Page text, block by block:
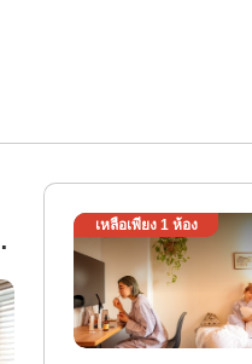
เหลือเพียง 1 ห้อง